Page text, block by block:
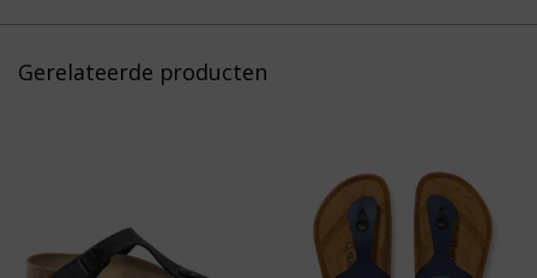
Gerelateerde producten